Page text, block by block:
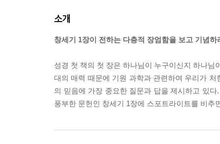
소개
창세기 1장이 전하는 다층적 장엄함을 보고 기념하
성경 첫 책의 첫 장은 하나님이 누구이신지 하나
대의 매력 때문에 기원 과학과 관련하여 우리가
의 믿음에 가장 중요한 질문과 답을 제시하고 있
풍부한 문헌인 창세기 1장에 스포트라이트를 비